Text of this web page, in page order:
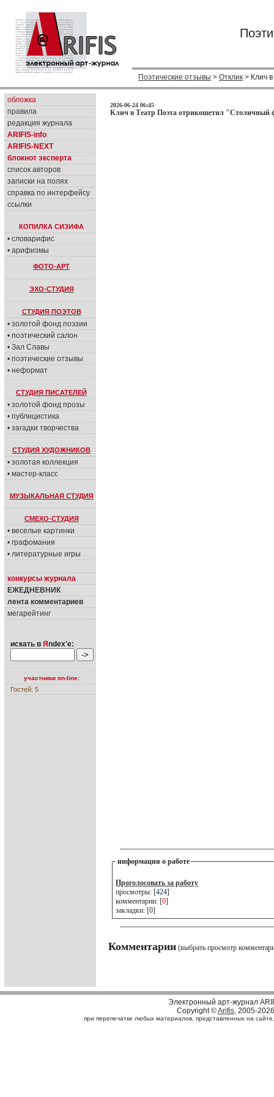
Поэтические отзывы > Отклик > Клич
обложка
правила
редакция журнала
ARIFIS-info
ARIFIS-NEXT
блокнот эксперта
список авторов
записки на полях
справка по интерфейсу
ссылки
КОПИЛКА СИЗИФА
• словарифис
• арифизмы
ФОТО-АРТ
ЭХО-СТУДИЯ
СТУДИЯ ПОЭТОВ
• золотой фонд поэзии
• поэтический салон
• Зал Славы
• поэтические отзывы
• неформат
СТУДИЯ ПИСАТЕЛЕЙ
• золотой фонд прозы
• публицистика
• загадки творчества
СТУДИЯ ХУДОЖНИКОВ
• золотая коллекция
• мастер-класс
МУЗЫКАЛЬНАЯ СТУДИЯ
СМЕХО-СТУДИЯ
• веселые картинки
• графомания
• литературные игры
конкурсы журнала
ЕЖЕДНЕВНИК
лента комментариев
мегарейтинг
искать в Я ndex'е:
участники on-line:
Гостей: 5
2026-06-24 06:45
Клич в Театр Поэта отрикошетил "Столичный
информация о работе
Проголосовать за работу
просмотры: [424]
комментарии: [0]
закладки: [0]
Комментарии (выбрать просмотр
Электронный арт-журнал
Copyright ©Arifis, 2005-2026
при перепечатке любых материалов, представленных на